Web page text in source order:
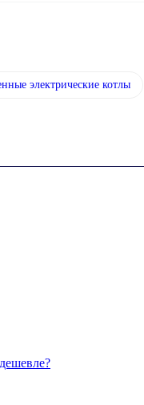
электрические котлы